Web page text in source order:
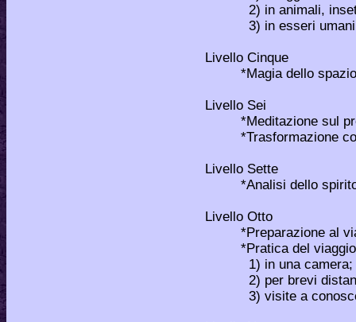
2) in animali,
3) in esseri
Livello Cinque
*Magia dello
Livello Sei
*Meditazione sul
*Trasformazione
Livello Sette
*Analisi dello spirito
Livello Otto
*Preparazione al
*Pratica del
1) in una camera;
2) per brevi
3) visite a